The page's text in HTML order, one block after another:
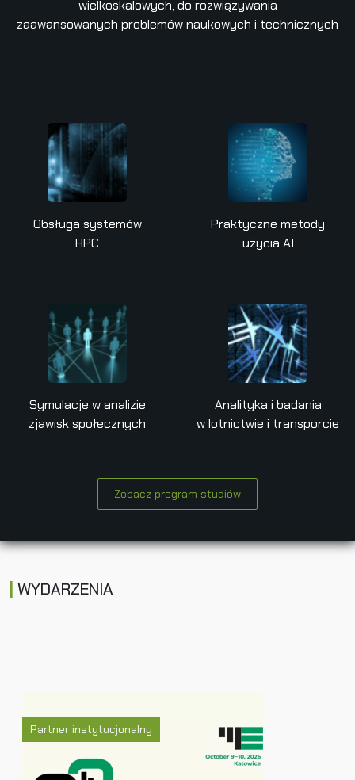
wielkoskalowych, do rozwiązywania
zaawansowanych problemów naukowych i technicznych
Obsługa systemów
HPC
Praktyczne metody
użycia AI
Symulacje w analizie
zjawisk społecznych
Analityka i badania
w lotnictwie i transporcie
Zobacz program studiów
WYDARZENIA
Partner instytucjonalny